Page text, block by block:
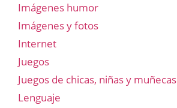
Imágenes humor
Imágenes y fotos
Internet
Juegos
Juegos de chicas, niñas y muñecas
Lenguaje